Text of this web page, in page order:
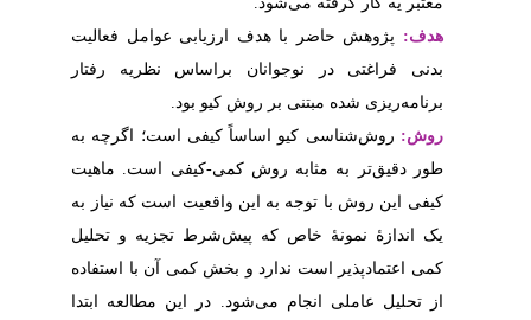
عوامل فعالیت
نظریه رفتار
است؛ اگرچه به
است. ماهیت
است که نیاز به
و تحلیل
آن با استفاده
این مطالعهابتدا